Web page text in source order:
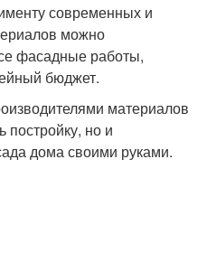
современных и
можно
фасадные работы,
бюджет.
материалов
постройку, но и
дома своими руками.